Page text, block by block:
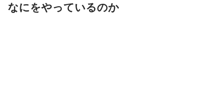
なにをやっているのか